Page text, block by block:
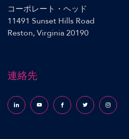
コーポレート・ヘッド
11491 Sunset Hills Road
Reston, Virginia 20190
連絡先
Follow us on LinkedInFollow us on YouTubeFollow us on Facebook
Follow us on X
Follow